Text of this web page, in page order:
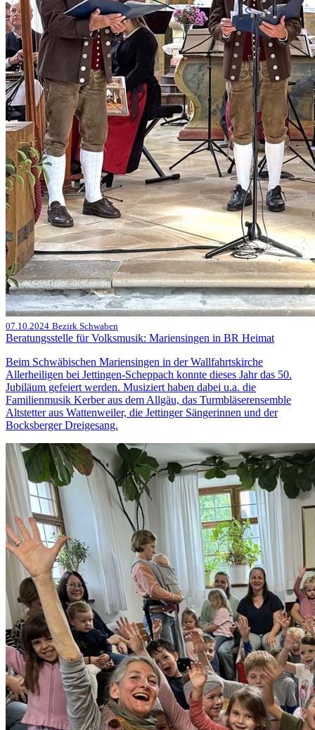
07.10.2024 Bezirk Schwaben
Beratungsstelle für Volksmusik: Mariensingen in BR Heimat
Beim Schwäbischen Mariensingen in der Wallfahrtskirche
Allerheiligen bei Jettingen-Scheppach konnte dieses Jahr das 50.
Jubiläum gefeiert werden. Musiziert haben dabei u.a. die
Familienmusik Kerber aus dem Allgäu, das Turmbläserensemble
Altstetter aus Wattenweiler, die Jettinger Sängerinnen und der
Bocksberger Dreigesang.